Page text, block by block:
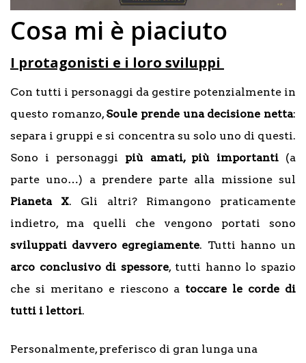
Cosa mi è piaciuto
I protagonisti e i loro sviluppi
Con tutti i personaggi da gestire potenzialmente in
questo romanzo,Soule prende una decisione netta:
separa i gruppi e si concentra su solo uno di questi.
Sono i personaggi più amati, più importanti (a
parte uno…) a prendere parte alla missione sul
Pianeta X. Gli altri? Rimangono praticamente
indietro, ma quelli che vengono portati sono
sviluppati davvero egregiamente. Tutti hanno un
arco conclusivo di spessore, tutti hanno lo spazio
che si meritano e riescono a toccare le corde di
tutti i lettori.
Personalmente, preferisco di gran lunga una